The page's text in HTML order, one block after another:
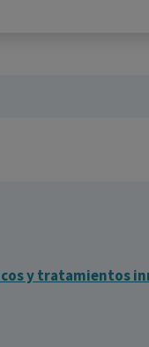
y tratamientos